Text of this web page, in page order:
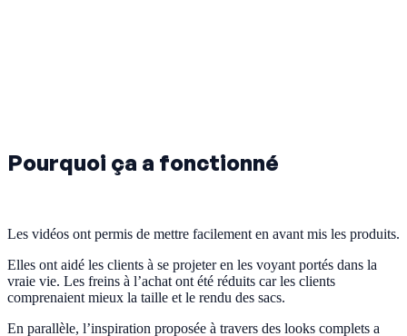
Pourquoi ça a fonctionné
Les vidéos ont permis de mettre facilement en avant mis les produits.
Elles ont aidé les clients à se projeter en les voyant portés dans la
vraie vie. Les freins à l’achat ont été réduits car les clients
comprenaient mieux la taille et le rendu des sacs.
En parallèle, l’inspiration proposée à travers des looks complets a